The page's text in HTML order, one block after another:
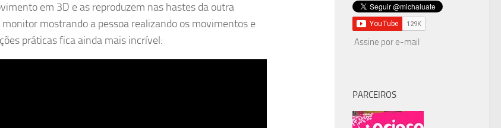
em 3D e as reproduzem nas hastes da outra
monitor mostrando a pessoa realizando os movimentos e
práticas fica ainda mais incrível:
Assine por e-mail
PARCEIROS